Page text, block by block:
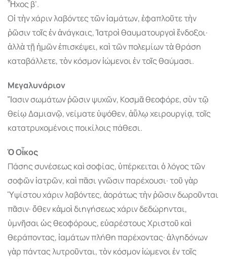
Ἦχος β’.
Οἱ τὴν χάριν λαβόντες τῶν ἰαμάτων, ἐφαπλοῦτε τὴν
ῥῶσιν τοῖς ἐν ἀνάγκαις, Ἰατροὶ θαυματουργοὶ ἔνδοξοι·
ἀλλὰ τῇ ἡμῶν ἐπισκέψει, καὶ τῶν πολεμίων τὰ θράση
καταβάλλετε, τὸν κόσμον ἰώμενοι ἐν τοῖς θαύμασι.
Μεγαλυνάριον
Ἴασιν σωμάτων ῥῶσιν ψυχῶν, Κοσμᾶ θεοφόρε, σὺν τῷ
θείῳ Δαμιανῷ, νείματε ὑψόθεν, ἀῧλῳ χειρουργίᾳ, τοῖς
κατατρυχομένοις ποικίλοις πάθεσι.
Ὁ Οἶκος
Πάσης συνέσεως καὶ σοφίας, ὑπέρκειται ὁ λόγος τῶν
σοφῶν ἰατρῶν, καὶ πᾶσι γνῶσιν παρέχουσι· τοῦ γὰρ
Ὑψίστου χάριν λαβόντες, ἀοράτως τὴν ῥῶσιν δωροῦνται
πᾶσιν· ὅθεν κἀμοὶ διηγήσεως χάριν δεδώρηνται,
ὑμνῆσαι ὡς θεοφόρους, εὐαρέστους Χριστοῦ καὶ
θεράποντας, ἰαμάτων πλήθη παρέχοντας· ἀλγηδόνων
γὰρ πάντας λυτροῦνται, τὸν κόσμον ἰώμενοι ἐν τοῖς